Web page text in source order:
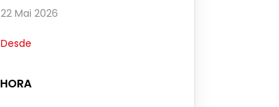
22 Mai 2026
Desde
HORA